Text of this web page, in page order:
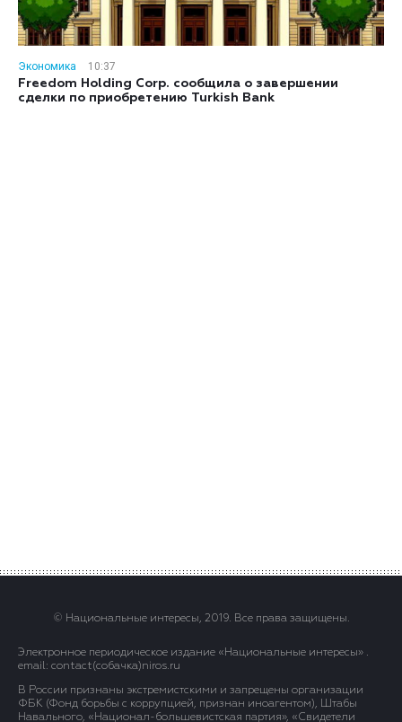
Экономика
10:37
Freedom Holding Corp. сообщила о завершении
сделки по приобретению Turkish Bank
© Национальные интересы, 2019. Все права защищены.
Электронное периодическое издание «Национальные интересы» .
email: contact(сoбaчка)niros.ru
В России признаны экстремистскими и запрещены организации
ФБК (Фонд борьбы с коррупцией, признан иноагентом), Штабы
Навального, «Национал-большевистская партия», «Свидетели